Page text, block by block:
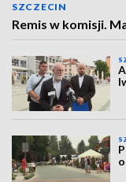
SZCZECIN
Remis w komisji.